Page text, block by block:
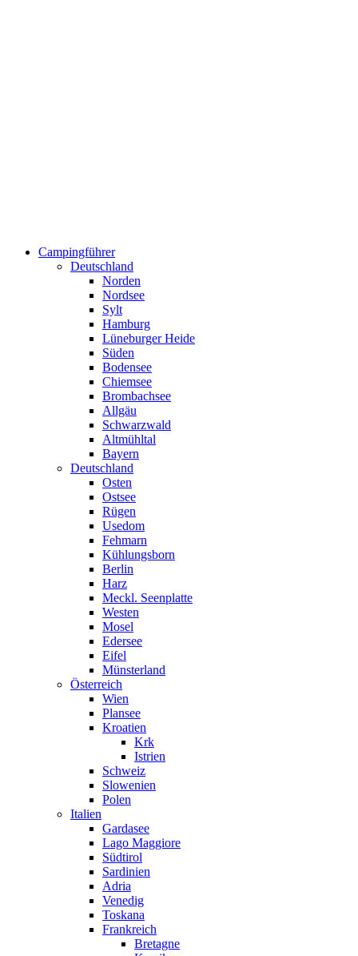
Campingführer
Deutschland
Norden
Nordsee
Sylt
Hamburg
Lüneburger Heide
Süden
Bodensee
Chiemsee
Brombachsee
Allgäu
Schwarzwald
Altmühltal
Bayern
Deutschland
Osten
Ostsee
Rügen
Usedom
Fehmarn
Kühlungsborn
Berlin
Harz
Meckl. Seenplatte
Westen
Mosel
Edersee
Eifel
Münsterland
Österreich
Wien
Plansee
Kroatien
Krk
Istrien
Schweiz
Slowenien
Polen
Italien
Gardasee
Lago Maggiore
Südtirol
Sardinien
Adria
Venedig
Toskana
Frankreich
Bretagne